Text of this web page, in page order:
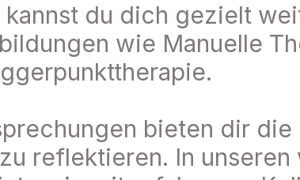
du dich gezielt
wie Manuelle
bieten dir
reflektieren. In